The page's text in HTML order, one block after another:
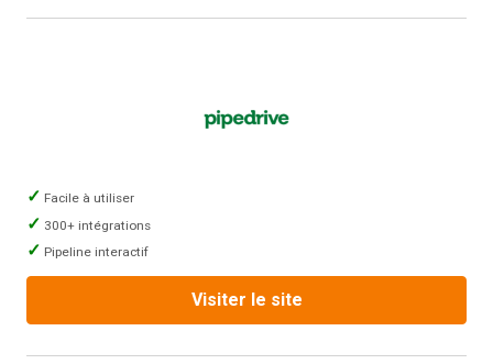
Facile à utiliser
300+ intégrations
Pipeline interactif
Visiter le site